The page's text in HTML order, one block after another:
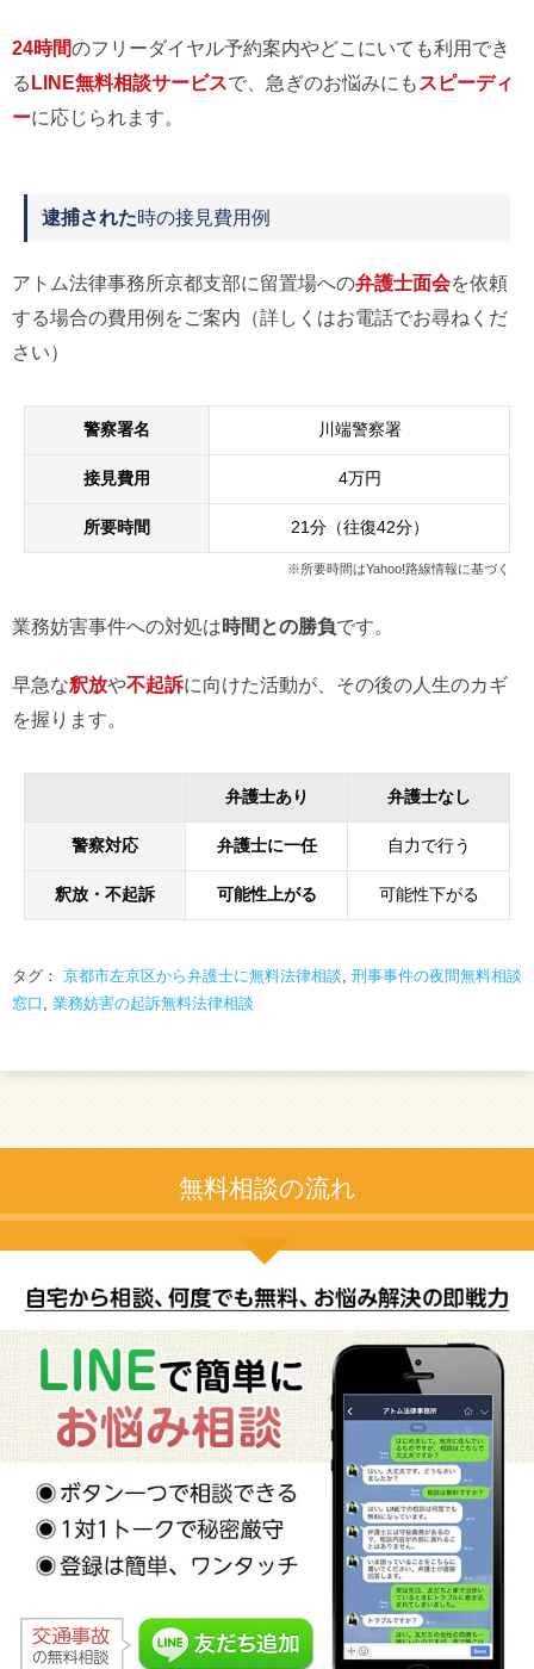
24時間のフリーダイヤル予約案内やどこにいても利用でき
るLINE無料相談サービスで、急ぎのお悩みにも スピーディ
ーに応じられます。
逮捕された時の接見費用例
アトム法律事務所京都支部に留置場への弁護士面会を依頼
する場合の費用例をご案内（詳しくはお電話でお尋ねくだ
さい）
警察署名 川端警察署
接見費用 4万円
所要時間 21分（往復42分）
※所要時間はYahoo!路線情報に基づく
業務妨害事件への対処は時間との勝負です。
早急な釈放や不起訴に向けた活動が、その後の人生のカギ
を握ります。
弁護士あり 弁護士なし
警察対応 弁護士に一任 自力で行う
釈放・不起訴 可能性上がる 可能性下がる
タグ： 京都市左京区から弁護士に無料法律相談, 刑事事件の夜間無料相談
窓口 , 業務妨害の起訴無料法律相談
無料相談の流れ